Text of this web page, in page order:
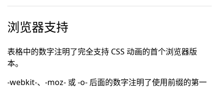
浏览器支持
表格中的数字注明了完全支持 CSS 动画的首个浏览器版
本。
-webkit-、-moz- 或 -o- 后面的数字注明了使用前缀的第一